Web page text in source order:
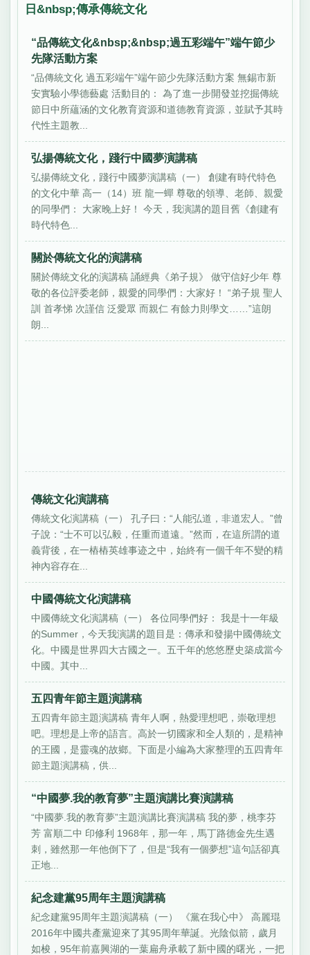
日&nbsp;傳承傳統文化
“品傳統文化&nbsp;&nbsp;過五彩端午”端午節少
先隊活動方案
“品傳統文化 過五彩端午”端午節少先隊活動方案 無錫市新
安實驗小學德藝處 活動目的： 為了進一步開發並挖掘傳統
節日中所蘊涵的文化教育資源和道德教育資源，並賦予其時
代性主題教...
弘揚傳統文化，踐行中國夢演講稿
弘揚傳統文化，踐行中國夢演講稿（一） 創建有時代特色
的文化中華 高一（14）班 龍一蟬 尊敬的領導、老師、親愛
的同學們： 大家晚上好！ 今天，我演講的題目舊《創建有
時代特色...
關於傳統文化的演講稿
關於傳統文化的演講稿 誦經典《弟子規》 做守信好少年 尊
敬的各位評委老師，親愛的同學們：大家好！ “弟子規 聖人
訓 首孝悌 次謹信 泛愛眾 而親仁 有餘力則學文……”這朗
朗...
傳統文化演講稿
傳統文化演講稿（一） 孔子曰：“人能弘道，非道宏人。”曾
子說：“士不可以弘毅，任重而道遠。”然而，在這所謂的道
義背後，在一樁樁英雄事迹之中，始終有一個千年不變的精
神內容存在...
中國傳統文化演講稿
中國傳統文化演講稿（一） 各位同學們好： 我是十一年級
的Summer，今天我演講的題目是：傳承和發揚中國傳統文
化。中國是世界四大古國之一。五千年的悠悠歷史築成當今
中國。其中...
五四青年節主題演講稿
五四青年節主題演講稿 青年人啊，熱愛理想吧，崇敬理想
吧。理想是上帝的語言。高於一切國家和全人類的，是精神
的王國，是靈魂的故鄉。下面是小編為大家整理的五四青年
節主題演講稿，供...
“中國夢.我的教育夢”主題演講比賽演講稿
“中國夢.我的教育夢”主題演講比賽演講稿 我的夢，桃李芬
芳 富順二中 印修利 1968年，那一年，馬丁路德金先生遇
刺，雖然那一年他倒下了，但是“我有一個夢想”這句話卻真
正地...
紀念建黨95周年主題演講稿
紀念建黨95周年主題演講稿（一） 《黨在我心中》 高麗琨
2016年中國共產黨迎來了其95周年華誕。光陰似箭，歲月
如梭，95年前嘉興湖的一葉扁舟承載了新中國的曙光，一把